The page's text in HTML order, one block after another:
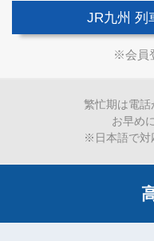
JR九州 列
※会員
繁忙期は電
お早め
※日本語で対